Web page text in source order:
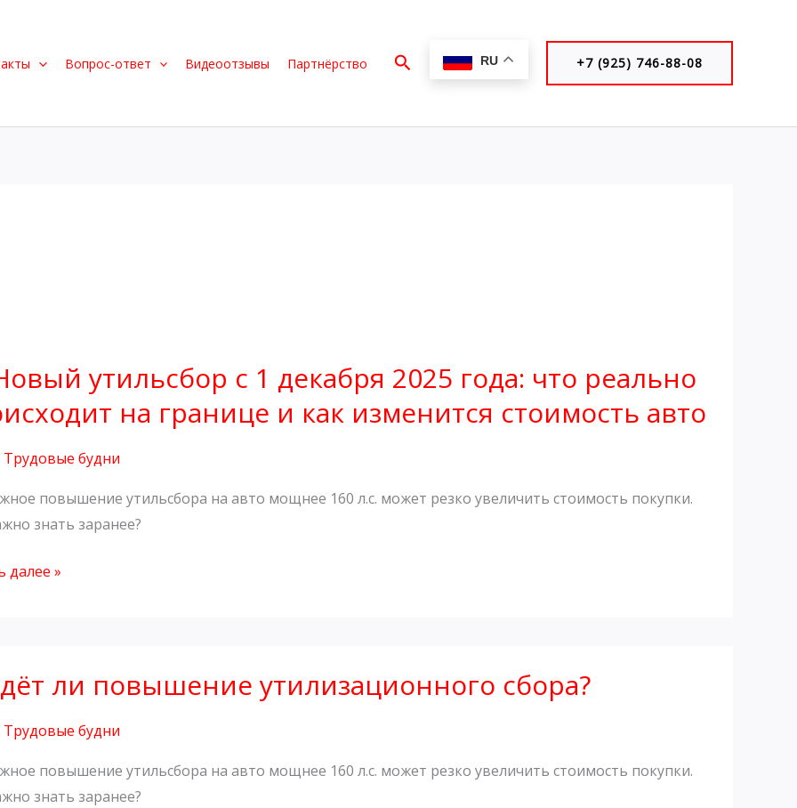
Вопрос-ответ Видеоотзывы Партнёрство Поиск RU +7 (925) 746-88-08
утильсбор с 1 декабря 2025 года: что реально
на границе и как изменится стоимость авто
Трудовые будни
повышение утильсбора на авто мощнее 160 л.с. может резко увеличить стоимость покупки.
знать заранее?
далее »
ли повышение утилизационного сбора?
Трудовые будни
повышение утильсбора на авто мощнее 160 л.с. может резко увеличить стоимость покупки.
знать заранее?